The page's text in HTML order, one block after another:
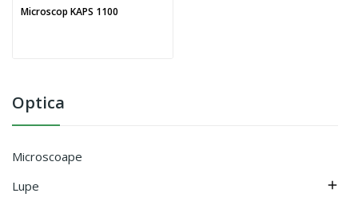
Optica
Microscoape
Lupe

Microscop KAPS 1100